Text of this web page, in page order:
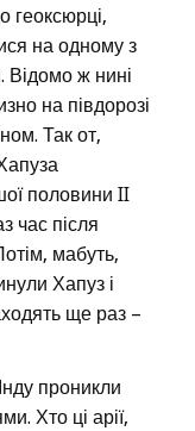
геоксюрці,
на одному з
Відомо ж нині
на півдорозі
Так от,
половини II
час після
мабуть,
Хапуз і
ще раз –
проникли
Хто ці арії,